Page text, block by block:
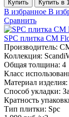
Купить Купить в
В избранное В
Сравнить
SPC плитка CM
Производитель:
Коллекция:
Общая толщина: 4
Класс
Материал изделия:
Способ укладки:
Кратность
Тип плитки: Spc